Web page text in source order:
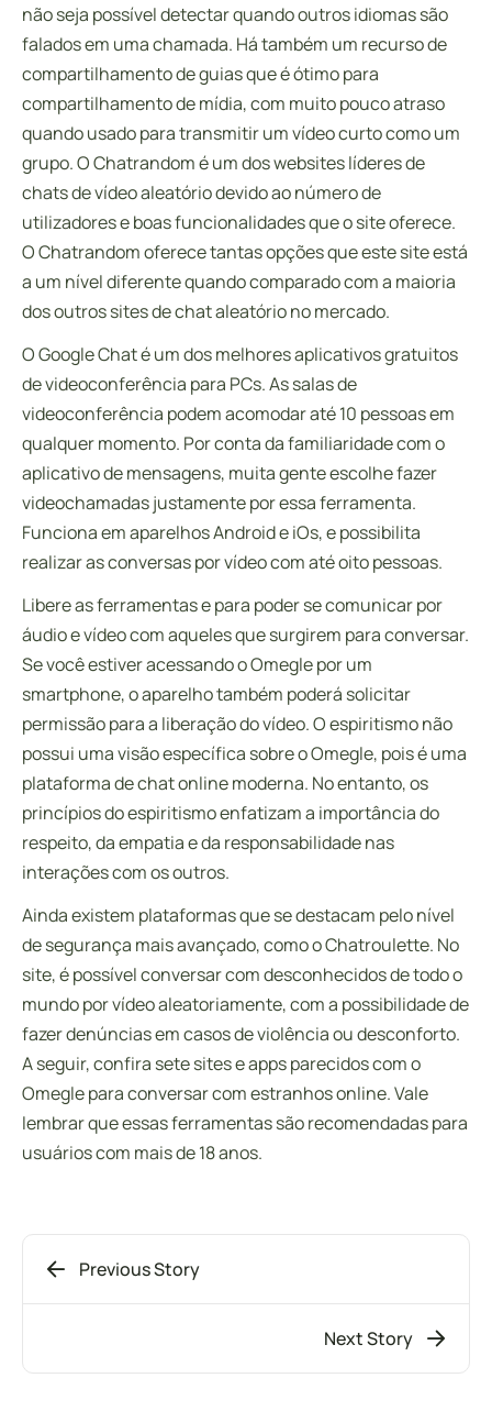
não seja possível detectar quando outros idiomas são
falados em uma chamada. Há também um recurso de
compartilhamento de guias que é ótimo para
compartilhamento de mídia, com muito pouco atraso
quando usado para transmitir um vídeo curto como um
grupo. O Chatrandom é um dos websites líderes de
chats de vídeo aleatório devido ao número de
utilizadores e boas funcionalidades que o site oferece.
O Chatrandom oferece tantas opções que este site está
a um nível diferente quando comparado com a maioria
dos outros sites de chat aleatório no mercado.
O Google Chat é um dos melhores aplicativos gratuitos
de videoconferência para PCs. As salas de
videoconferência podem acomodar até 10 pessoas em
qualquer momento. Por conta da familiaridade com o
aplicativo de mensagens, muita gente escolhe fazer
videochamadas justamente por essa ferramenta.
Funciona em aparelhos Android e iOs, e possibilita
realizar as conversas por vídeo com até oito pessoas.
Libere as ferramentas e para poder se comunicar por
áudio e vídeo com aqueles que surgirem para conversar.
Se você estiver acessando o Omegle por um
smartphone, o aparelho também poderá solicitar
permissão para a liberação do vídeo. O espiritismo não
possui uma visão específica sobre o Omegle, pois é uma
plataforma de chat online moderna. No entanto, os
princípios do espiritismo enfatizam a importância do
respeito, da empatia e da responsabilidade nas
interações com os outros.
Ainda existem plataformas que se destacam pelo nível
de segurança mais avançado, como o Chatroulette. No
site, é possível conversar com desconhecidos de todo o
mundo por vídeo aleatoriamente, com a possibilidade de
fazer denúncias em casos de violência ou desconforto.
A seguir, confira sete sites e apps parecidos com o
Omegle para conversar com estranhos online. Vale
lembrar que essas ferramentas são recomendadas para
usuários com mais de 18 anos.
Previous Story
Next Story